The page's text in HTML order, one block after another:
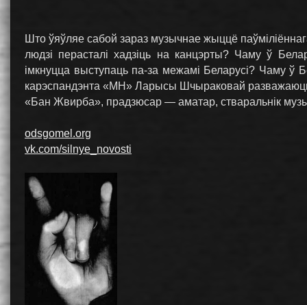
Што ўяўляе сабой зараз музычнае жыццё
людзі перасталі хадзіць на канцэрты? Чаму ў
імкнуцца выступаць па-за межамі Беларусі? Чаму ў
карэспандэнта «МН» Ларысы Шчыраковай разважаюць
«Бан Жвирба», прадзюсар — аматар, стваральнік
odsgomel.org
vk.com/silnye_novosti